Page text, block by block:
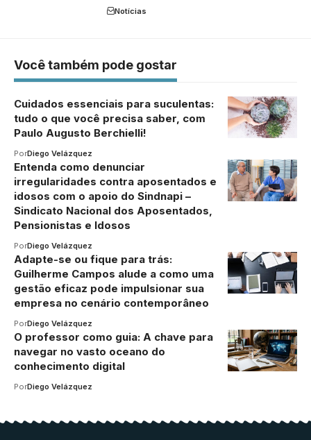
Notícias
Você também pode gostar
Cuidados essenciais para suculentas:
tudo o que você precisa saber, com
Paulo Augusto Berchielli!
PorDiego Velázquez
Entenda como denunciar
irregularidades contra aposentados e
idosos com o apoio do Sindnapi –
Sindicato Nacional dos Aposentados,
Pensionistas e Idosos
PorDiego Velázquez
Adapte-se ou fique para trás:
Guilherme Campos alude a como uma
gestão eficaz pode impulsionar sua
empresa no cenário contemporâneo
PorDiego Velázquez
O professor como guia: A chave para
navegar no vasto oceano do
conhecimento digital
PorDiego Velázquez